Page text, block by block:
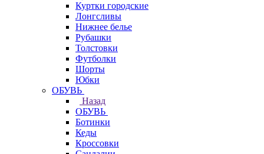
Куртки городские
Лонгсливы
Нижнее белье
Рубашки
Толстовки
Футболки
Шорты
Юбки
ОБУВЬ
Назад
ОБУВЬ
Ботинки
Кеды
Кроссовки